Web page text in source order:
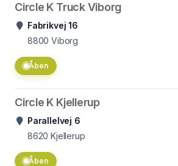
Circle K Truck Viborg
Fabrikvej 16
8800 Viborg
Åben
Circle K Kjellerup
Parallelvej 6
8620 Kjellerup
Åben